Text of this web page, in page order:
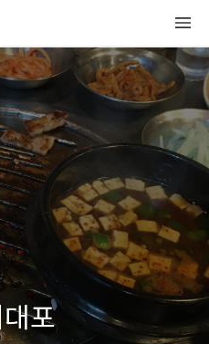
포